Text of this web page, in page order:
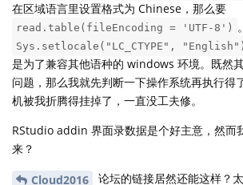
在区域语言里设置格式为 Chinese，那么要
read.table(fileEncoding = 'UTF-8')
Sys.setlocale("LC_CTYPE", "English")
是为了兼容其他语种的 windows 环境。既然
问题，那么我就先判断一下操作系统再执行
机被我折腾得挂掉了，一直没工夫修。
RStudio addin 界面录数据是个好主意，然而
来？
Cloud2016 论坛的链接居然还能这样？太